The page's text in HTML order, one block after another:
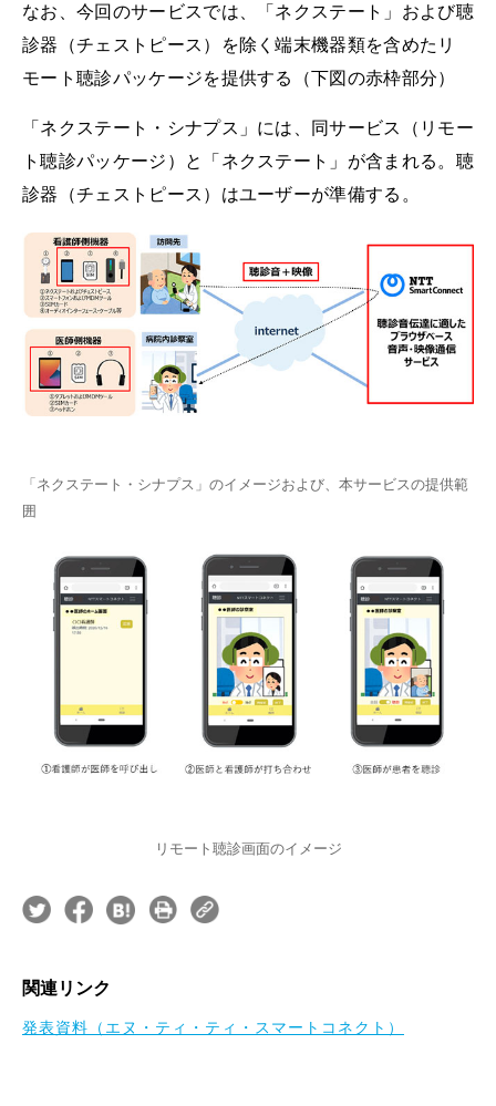
なお、今回のサービスでは、「ネクステート」および聴
診器（チェストピース）を除く端末機器類を含めたリ
モート聴診パッケージを提供する（下図の赤枠部分）
「ネクステート・シナプス」には、同サービス（リモー
ト聴診パッケージ）と「ネクステート」が含まれる。聴
診器（チェストピース）はユーザーが準備する。
「ネクステート・シナプス」のイメージおよび、本サービスの提供範
囲
リモート聴診画面のイメージ
関連リンク
発表資料（エヌ・ティ・ティ・スマートコネクト）